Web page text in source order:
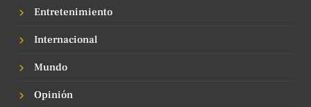
Entretenimiento
Internacional
Mundo
Opinión